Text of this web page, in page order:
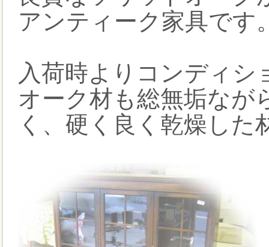
アンティーク家具です
入荷時よりコンディシ
オーク材も総無垢なが
く、硬く良く乾燥した